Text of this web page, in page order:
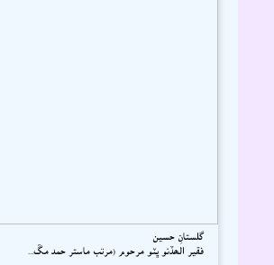
گلستانِ حسين
فقير الھڏنو ڀٽو مرحوم (مرتب ماستر حمد مڱ...